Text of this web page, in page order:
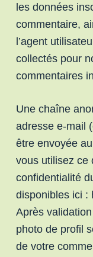
les données
commentaire,
l’agent
collectés pour
commentaires
Une chaîne
adresse e-mail
être envoyée
vous utilisez ce
confidentialité
disponibles ici :
Après
photo de profil
de votre